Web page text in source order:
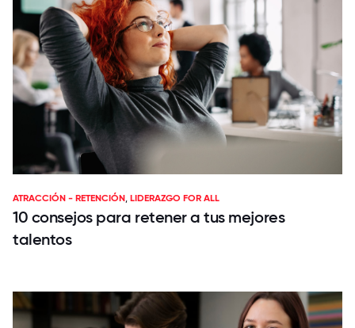
ATRACCIÓN - RETENCIÓN,LIDERAZGO FOR ALL
10 consejos para retener a tus mejores
talentos